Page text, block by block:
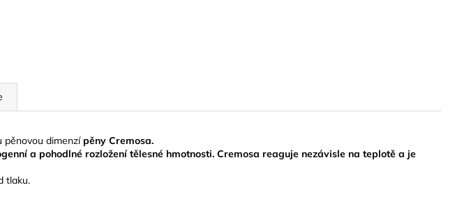
pěnovou dimenzípěny Cremosa.
a pohodlné rozložení tělesné hmotnosti. Cremosa reaguje nezávisle na teplotě a je
tlaku.